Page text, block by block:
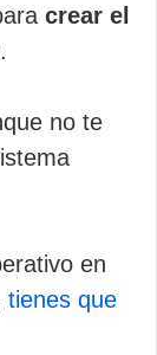
crear el
.
no te
en
tienes que